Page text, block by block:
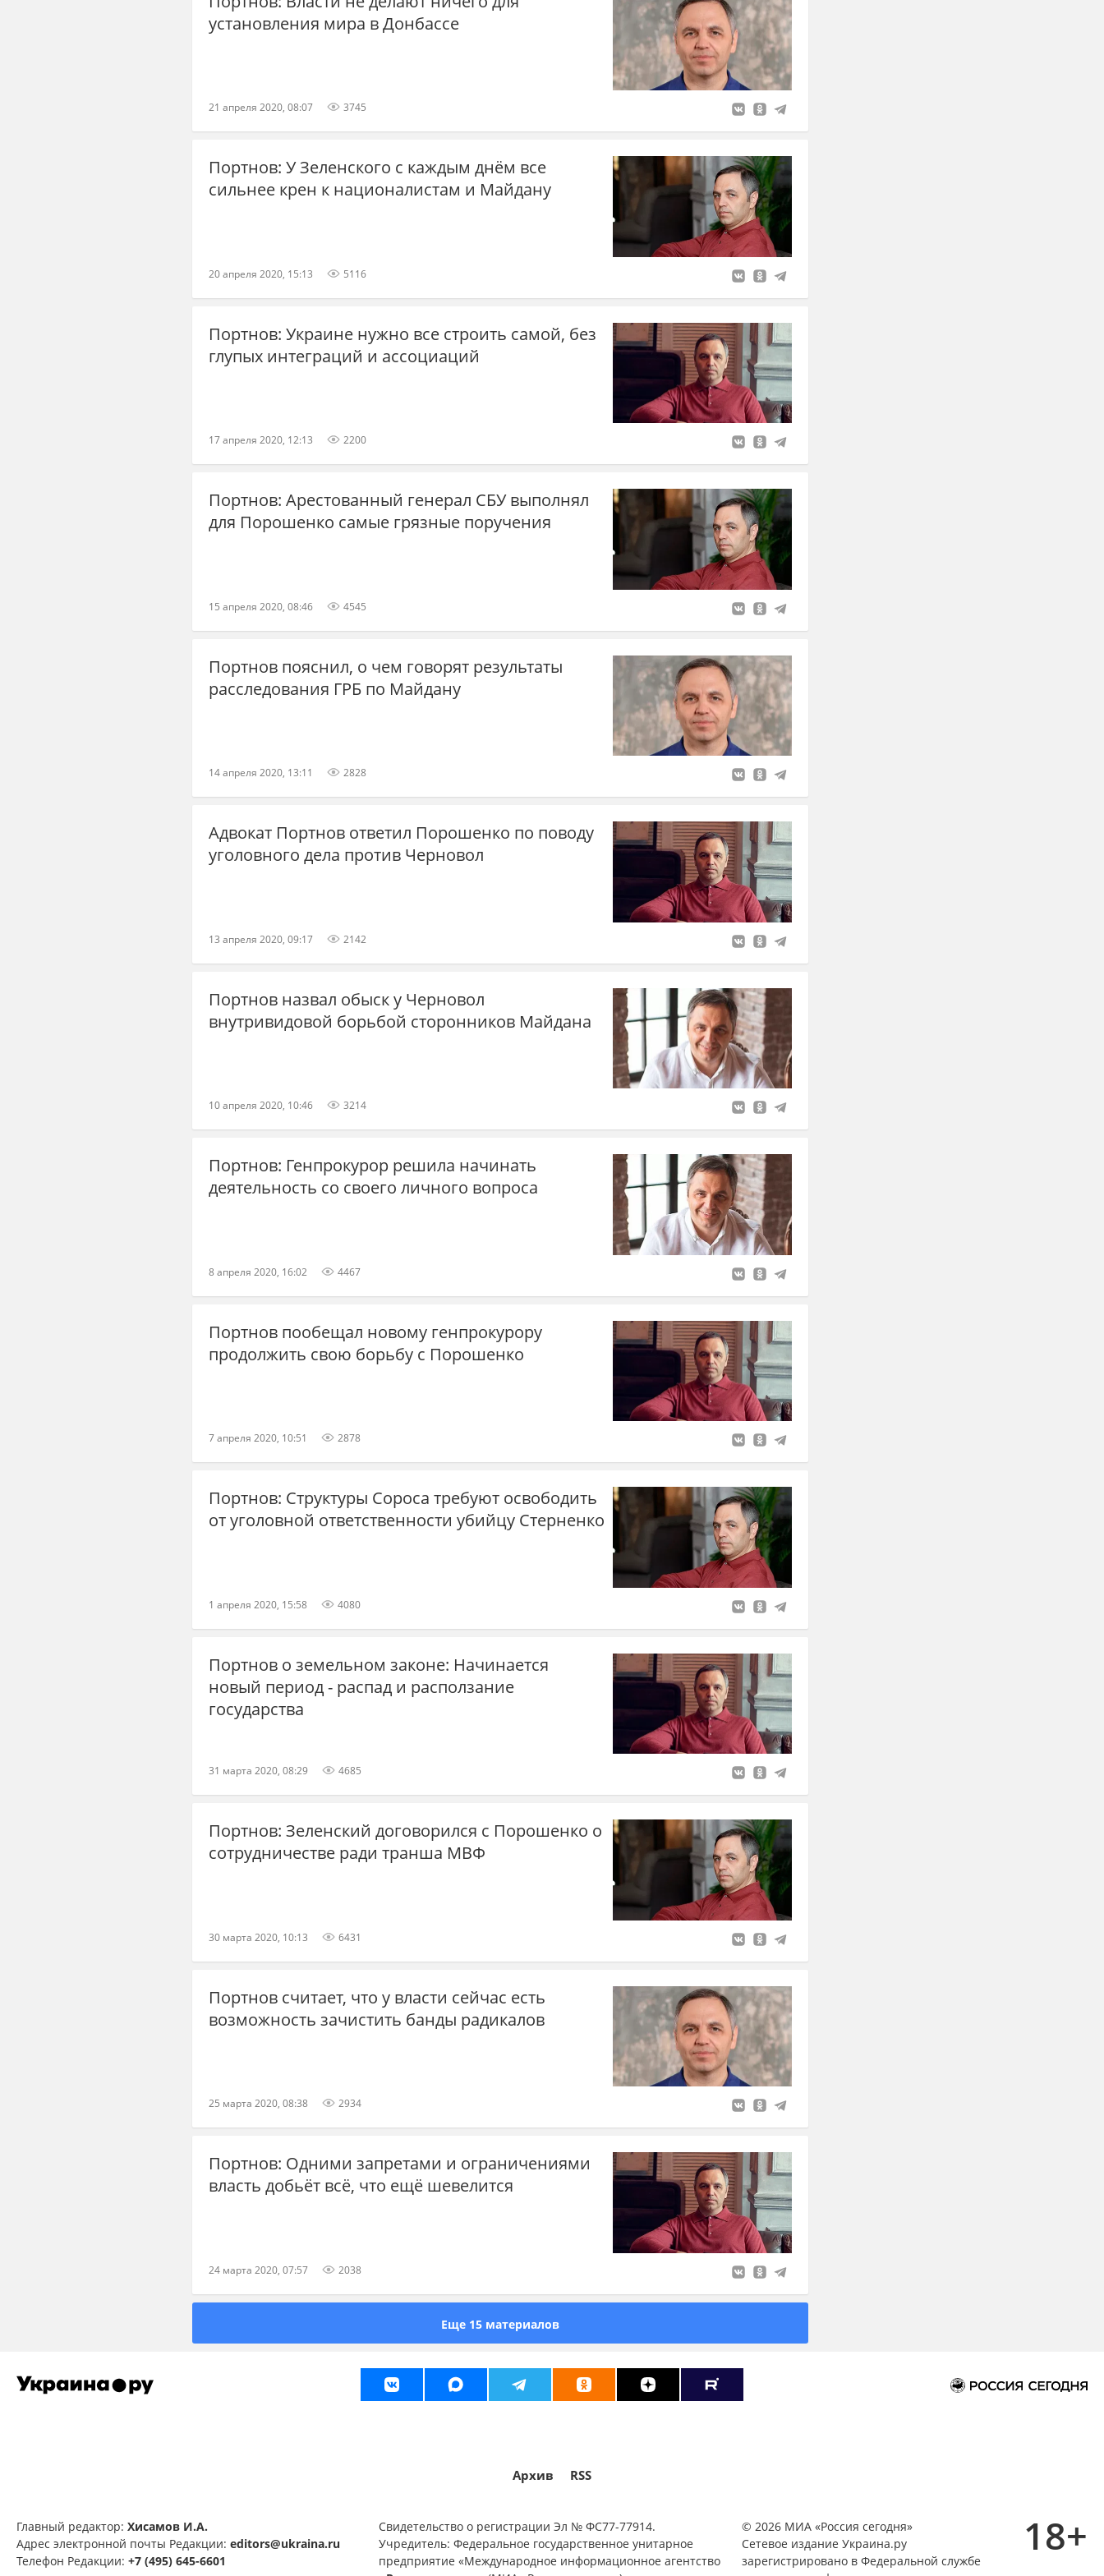
установления мира в Донбассе
21 апреля 2020, 08:07 3745
Портнов: У Зеленского с каждым днём все
сильнее крен к националистам и Майдану
20 апреля 2020, 15:13 5116
Портнов: Украине нужно все строить самой, без
глупых интеграций и ассоциаций
17 апреля 2020, 12:13 2200
Портнов: Арестованный генерал СБУ выполнял
для Порошенко самые грязные поручения
15 апреля 2020, 08:46 4545
Портнов пояснил, о чем говорят результаты
расследования ГРБ по Майдану
14 апреля 2020, 13:11 2828
Адвокат Портнов ответил Порошенко по поводу
уголовного дела против Черновол
13 апреля 2020, 09:17 2142
Портнов назвал обыск у Черновол
внутривидовой борьбой сторонников Майдана
10 апреля 2020, 10:46 3214
Портнов: Генпрокурор решила начинать
деятельность со своего личного вопроса
8 апреля 2020, 16:02 4467
Портнов пообещал новому генпрокурору
продолжить свою борьбу с Порошенко
7 апреля 2020, 10:51 2878
Портнов: Структуры Сороса требуют освободить
от уголовной ответственности убийцу Стерненко
1 апреля 2020, 15:58 4080
Портнов о земельном законе: Начинается
новый период - распад и расползание
государства
31 марта 2020, 08:29 4685
Портнов: Зеленский договорился с Порошенко о
сотрудничестве ради транша МВФ
30 марта 2020, 10:13 6431
Портнов считает, что у власти сейчас есть
возможность зачистить банды радикалов
25 марта 2020, 08:38 2934
Портнов: Одними запретами и ограничениями
власть добьёт всё, что ещё шевелится
24 марта 2020, 07:57 2038
Еще 15 материалов
Архив RSS
Главный редактор: Хисамов И.А.
Адрес электронной почты Редакции: editors@ukraina.ru
Телефон Редакции: +7 (495) 645-6601
Свидетельство о регистрации Эл № ФС77-77914.
Учредитель: Федеральное государственное унитарное
предприятие «Международное информационное агентство
© 2026 МИА «Россия сегодня»
Сетевое издание Украина.ру
зарегистрировано в Федеральной службе
18+